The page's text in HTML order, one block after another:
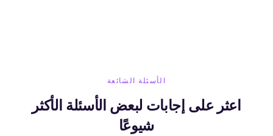
الأسئلة الشائعة
اعثر على إجابات لبعض الأسئلة الأكثر
شيوعًا